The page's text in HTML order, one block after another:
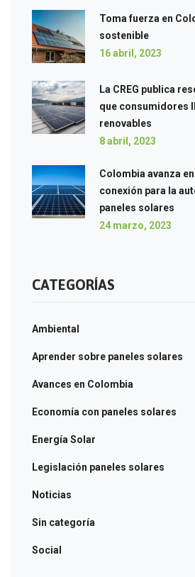
Toma fuerza en
sostenible
16 abril, 2023
La CREG publica
que consumidores
renovables
8 abril, 2023
Colombia avanza
conexión para la
paneles solares
24 marzo, 2023
CATEGORÍAS
Ambiental
Aprender sobre paneles solares
Avances en Colombia
Economía con paneles solares
Energía Solar
Legislación paneles solares
Noticias
Sin categoría
Social